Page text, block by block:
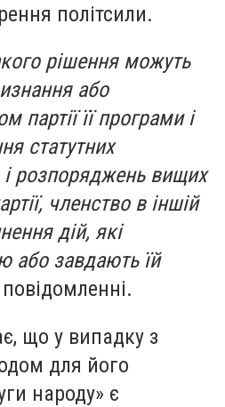
політсили.
рішення можуть
або
партії її програми і
статутних
і розпоряджень вищих
членство в іншій
дій, які
або завдають їй
що у випадку з
для його
народу» є